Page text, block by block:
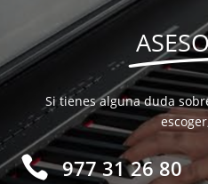
Si tienes alguna duda
 977 31 26 80